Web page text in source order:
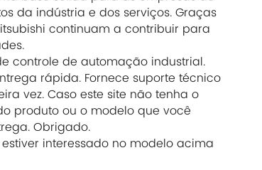
中文
da indústria e dos serviços. Graças
continuam a contribuir para
controle de automação industrial.
rápida. Fornece suporte técnico
vez. Caso este site não tenha o
produto ou o modelo que você
Obrigado.
interessado no modelo acima